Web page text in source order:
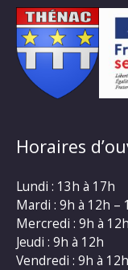
Horaires
Lundi : 13h à 17h
Mardi : 9h à 12h –
Mercredi : 9h à 12h
Jeudi : 9h à 12h
Vendredi : 9h à